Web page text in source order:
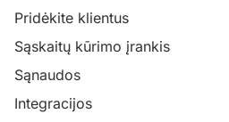
Pridėkite klientus
Sąskaitų kūrimo įrankis
Sąnaudos
Integracijos